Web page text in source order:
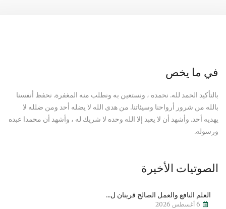
في ما يخص
بالتأكيد الحمد لله. نحمده ، ونستعين به ونطلب منه المغفرة. نحفظ أنفسنا
بالله من شرور أرواحنا وسيئاتنا. من هدى الله لا يضله أحد ومن ضلله لا
يهديه أحد. وأشهد أن لا يعبد إلا الله وحده لا شريك له ، وأشهد أن محمدا عبده
ورسوله.
الصوتيات الأخيرة
العلم النافع والعمل الصالح قرينان ل...
6 أغسطس 2026